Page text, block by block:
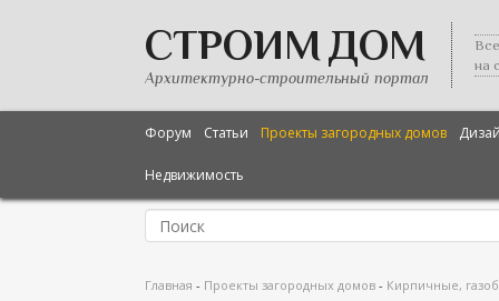
СТРОИМ ДОМ
Архитектурно-строительный портал
на
Форум Статьи Проекты загородных домов
Недвижимость
Главная - Проекты загородных домов - Кирпичные,